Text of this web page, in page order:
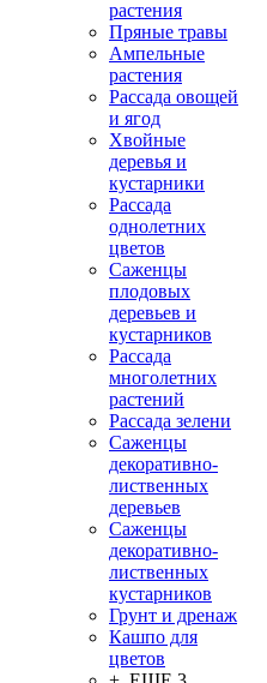
растения
Пряные травы
Ампельные
растения
Рассада овощей
и ягод
Хвойные
деревья и
кустарники
Рассада
однолетних
цветов
Саженцы
плодовых
деревьев и
кустарников
Рассада
многолетних
растений
Рассада зелени
Саженцы
декоративно-
лиственных
деревьев
Саженцы
декоративно-
лиственных
кустарников
Грунт и дренаж
Кашпо для
цветов